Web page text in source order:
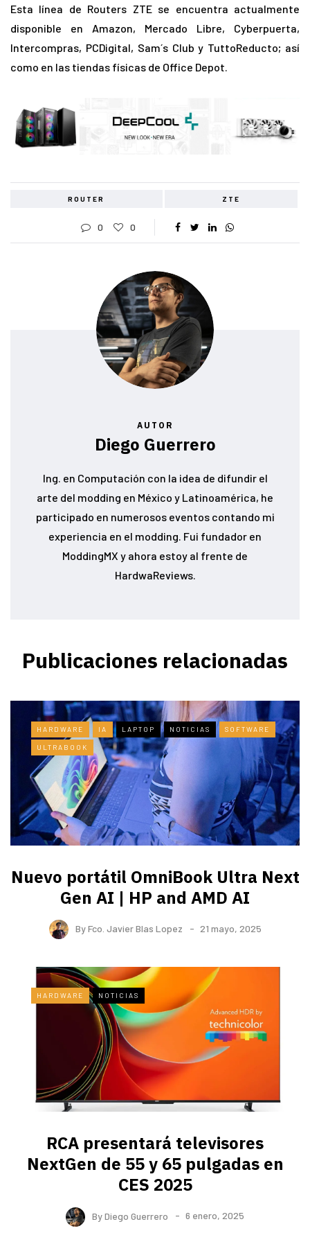
Esta línea de Routers ZTE se encuentra actualmente
disponible en Amazon, Mercado Libre, Cyberpuerta,
Intercompras, PCDigital, Sam´s Club y TuttoReducto; así
como en las tiendas físicas de Office Depot.
ROUTER ZTE
0 0
AUTOR
Diego Guerrero
Ing. en Computación con la idea de difundir el
arte del modding en México y Latinoamérica, he
participado en numerosos eventos contando mi
experiencia en el modding. Fui fundador en
ModdingMX y ahora estoy al frente de
HardwaReviews.
Publicaciones relacionadas
HARDWARE IA LAPTOP NOTICIAS SOFTWARE
ULTRABOOK
Nuevo portátil OmniBook Ultra ​Next
Gen AI | HP and AMD AI
ByFco. Javier Blas Lopez 21 mayo, 2025
HARDWARE NOTICIAS
RCA presentará televisores
NextGen de 55 y 65 pulgadas en
CES 2025
ByDiego Guerrero 6 enero, 2025